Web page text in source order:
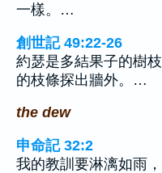
一樣。…
創世記 49:22-26
約瑟是多結果子的樹
的枝條探出牆外。…
the dew
申命記 32:2
我的教訓要淋漓如雨